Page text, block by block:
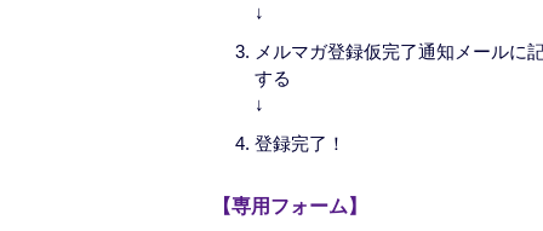
↓
メルマガ登録仮完了通知メールに
する
↓
登録完了！
【専用フォーム】